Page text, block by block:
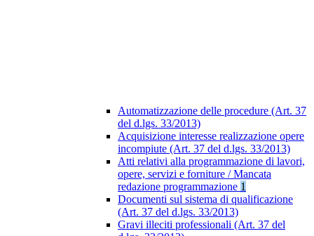
Automatizzazione delle procedure (Art. 37
del d.lgs. 33/2013)
Acquisizione interesse realizzazione opere
incompiute (Art. 37 del d.lgs. 33/2013)
Atti relativi alla programmazione di lavori,
opere, servizi e forniture / Mancata
redazione programmazione 1
Documenti sul sistema di qualificazione
(Art. 37 del d.lgs. 33/2013)
Gravi illeciti professionali (Art. 37 del